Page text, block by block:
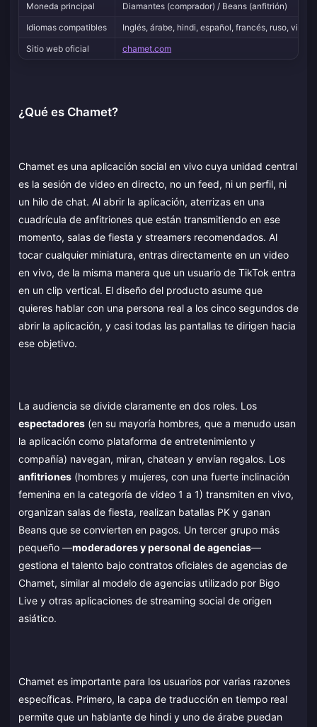
Moneda principal
Diamantes (comprador) / Beans (anfitrión)
Idiomas compatibles
Inglés, árabe, hindi, español, francés, ruso,
Sitio web oficial
chamet.com
¿Qué es Chamet?
Chamet es una aplicación social en vivo cuya unidad central
es la sesión de video en directo, no un feed, ni un perfil, ni
un hilo de chat. Al abrir la aplicación, aterrizas en una
cuadrícula de anfitriones que están transmitiendo en ese
momento, salas de fiesta y streamers recomendados. Al
tocar cualquier miniatura, entras directamente en un video
en vivo, de la misma manera que un usuario de TikTok entra
en un clip vertical. El diseño del producto asume que
quieres hablar con una persona real a los cinco segundos de
abrir la aplicación, y casi todas las pantallas te dirigen hacia
ese objetivo.
La audiencia se divide claramente en dos roles. Los
espectadores (en su mayoría hombres, que a menudo usan
la aplicación como plataforma de entretenimiento y
compañía) navegan, miran, chatean y envían regalos. Los
anfitriones (hombres y mujeres, con una fuerte inclinación
femenina en la categoría de video 1 a 1) transmiten en vivo,
organizan salas de fiesta, realizan batallas PK y ganan
Beans que se convierten en pagos. Un tercer grupo más
pequeño —moderadores y personal de agencias—
gestiona el talento bajo contratos oficiales de agencias de
Chamet, similar al modelo de agencias utilizado por Bigo
Live y otras aplicaciones de streaming social de origen
asiático.
Chamet es importante para los usuarios por varias razones
específicas. Primero, la capa de traducción en tiempo real
permite que un hablante de hindi y uno de árabe puedan